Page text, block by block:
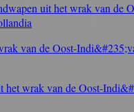
uit het wrak van de
van de Oost-
het wrak van de Oost-